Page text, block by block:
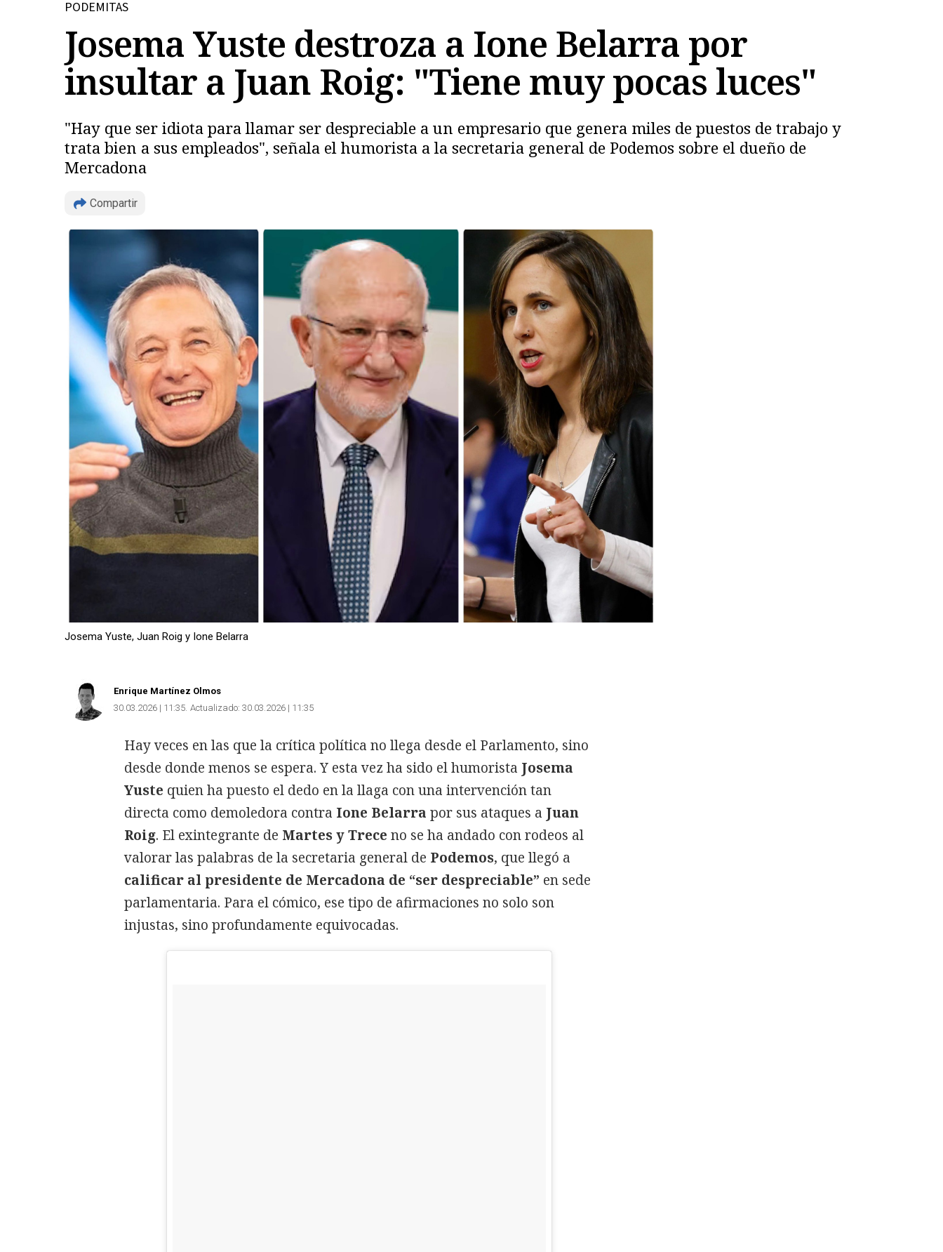
PODEMITAS
Josema Yuste destroza a Ione Belarra por
insultar a Juan Roig: "Tiene muy pocas luces"
"Hay que ser idiota para llamar ser despreciable a un empresario que genera miles de puestos de trabajo y
trata bien a sus empleados", señala el humorista a la secretaria general de Podemos sobre el dueño de
Mercadona
Compartir
Josema Yuste, Juan Roig y Ione Belarra
Enrique Martínez Olmos
30.03.2026 | 11:35 Actualizado: 30.03.2026 | 11:35
Hay veces en las que la crítica política no llega desde el Parlamento, sino
desde donde menos se espera. Y esta vez ha sido el humorista Josema
Yuste quien ha puesto el dedo en la llaga con una intervención tan
directa como demoledora contra Ione Belarra por sus ataques a Juan
Roig. El exintegrante de Martes y Trece no se ha andado con rodeos al
valorar las palabras de la secretaria general de Podemos, que llegó a
calificar al presidente de Mercadona de “ser despreciable” en sede
parlamentaria. Para el cómico, ese tipo de afirmaciones no solo son
injustas, sino profundamente equivocadas.